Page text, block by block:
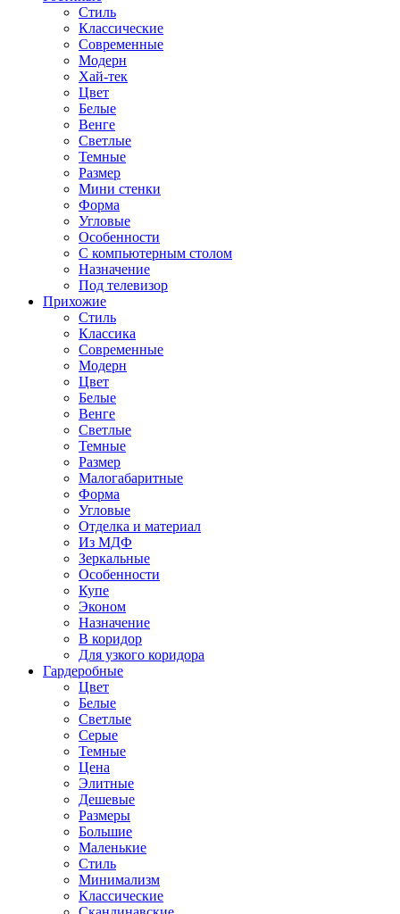
Стиль
Классические
Современные
Модерн
Хай-тек
Цвет
Белые
Венге
Светлые
Темные
Размер
Мини стенки
Форма
Угловые
Особенности
С компьютерным столом
Назначение
Под телевизор
Прихожие
Стиль
Классика
Современные
Модерн
Цвет
Белые
Венге
Светлые
Темные
Размер
Малогабаритные
Форма
Угловые
Отделка и материал
Из МДФ
Зеркальные
Особенности
Купе
Эконом
Назначение
В коридор
Для узкого коридора
Гардеробные
Цвет
Белые
Светлые
Серые
Темные
Цена
Элитные
Дешевые
Размеры
Большие
Маленькие
Стиль
Минимализм
Классические